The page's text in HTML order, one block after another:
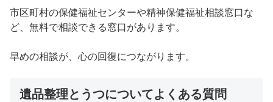
市区町村の保健福祉センターや精神保健福祉相談窓口な
ど、無料で相談できる窓口があります。
早めの相談が、心の回復につながります。
遺品整理とうつについてよくある質問